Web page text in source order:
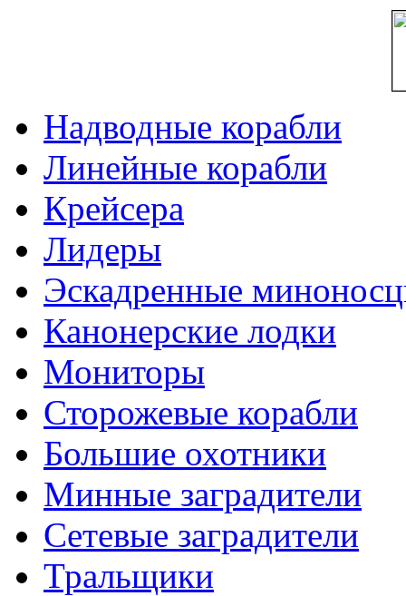
Надводные корабли
Линейные корабли
Крейсера
Лидеры
Эскадренные
Канонерские лодки
Мониторы
Сторожевые корабли
Большие охотники
Минные заградители
Сетевые заградители
Тральщики